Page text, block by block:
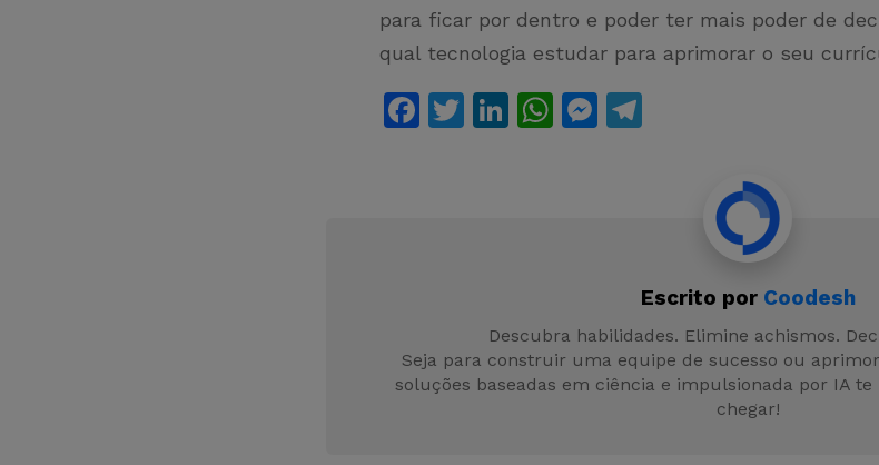
para ficar por dentro e poder ter mais poder de
qual tecnologia estudar para aprimorar o seu
F
k
T
Li W
p
M
g
er
m
Escrito por Coodesh
Descubra habilidades. Elimine achismos.
Seja para construir uma equipe de sucesso ou
soluções baseadas em ciência e impulsionada por IA te
chegar!